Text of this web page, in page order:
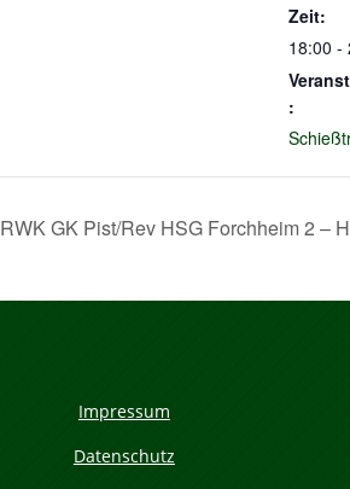
Zeit:
18:00 -
:
RWK GK Pist/Rev HSG Forchheim 2 –
Impressum
Datenschutz